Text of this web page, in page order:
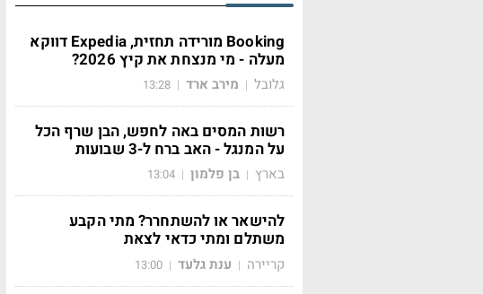
Booking מורידה תחזית, Expedia דווקא
מעלה - מי מנצחת את קיץ 2026?
גלובל | מירב ארד |
13:28
רשות המסים באה לחפש, הבן שרף הכל
על המנגל - האב ברח ל-3 שבועות
בארץ | בן פלמון |
13:04
להישאר או להשתחרר? מתי הקבע
משתלם ומתי כדאי לצאת
קריירה | ענת גלעד |
13:00